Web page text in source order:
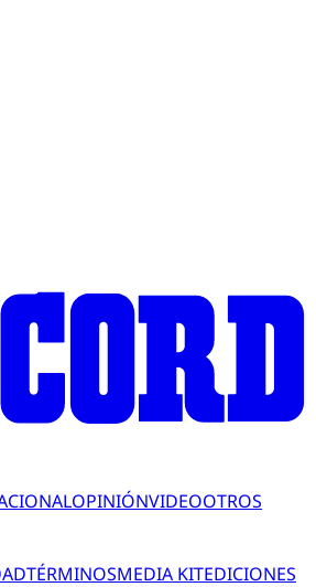
OPINIÓNVIDEOOTROS
TÉRMINOSMEDIA KITEDICIONES